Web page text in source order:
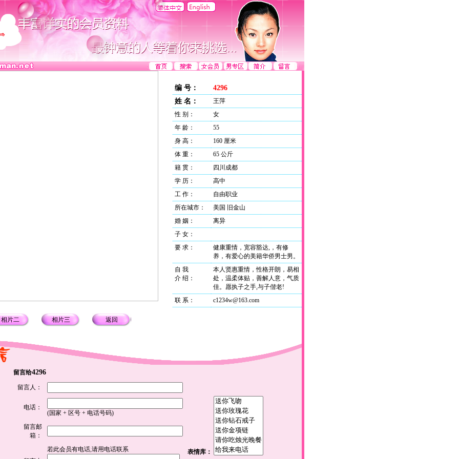
相片二 相片三 返回
编 号：
4296
姓 名：
王萍
性 别：
女
年 龄：
55
身 高：
160 厘米
体 重：
65 公斤
籍 贯：
四川成都
学 历：
高中
工 作：
自由职业
所在城市：
美国 旧金山
婚 姻：
离异
子 女：
要 求：
健康重情，宽容豁达,，有修
养，有爱心的美籍华侨男士男。
自 我
介 绍 ：
本人贤惠重情，性格开朗，易相
处，温柔体贴，善解人意，气质
佳。愿执子之手,与子偕老!
联 系 ： c1234w@163.com
留言给4296
留言人：
电话：
(国家 + 区号 + 电话号码)
留言邮
箱：
若此会员有电话,请用电话联系 表情库：